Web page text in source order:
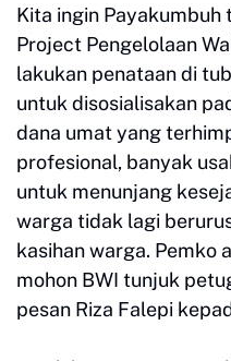
Kita ingin
Project Pengelolaan
lakukan penataan di
untuk disosialisakan
dana umat yang
profesional, banyak
untuk menunjang
warga tidak lagi
kasihan warga. Pemko
mohon BWI tunjuk
pesan Riza Falepi